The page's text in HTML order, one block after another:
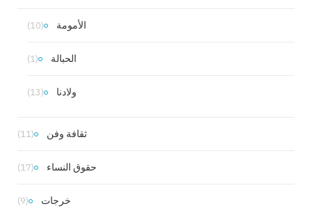
الأمومة (10)
الحبالة (1)
ولادنا (13)
ثقافة وفن (11)
حقوق النساء (17)
خرجات (9)